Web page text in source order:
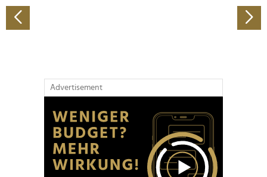
haben oder die sie im Rahmen Ihrer Nutzung der Dienste
gesammelt haben.
Advertisement